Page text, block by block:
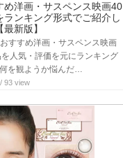
め洋画・サスペンス映画40
ランキング形式でご紹介し
最新版】
すすめ洋画・サスペンス映画
人気・評価を元にランキング
を観ようか悩んだ…
/ 93 view